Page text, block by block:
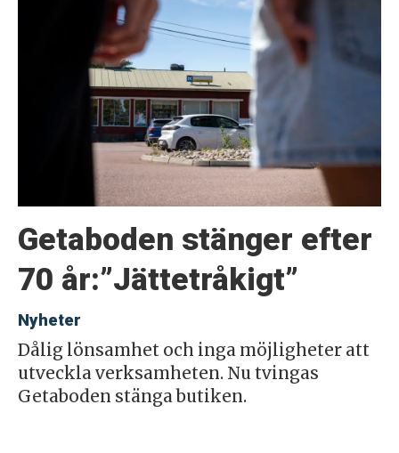
Getaboden stänger efter
70 år:”Jättetråkigt”
Nyheter
Dålig lönsamhet och inga möjligheter att
utveckla verksamheten. Nu tvingas
Getaboden stänga butiken.